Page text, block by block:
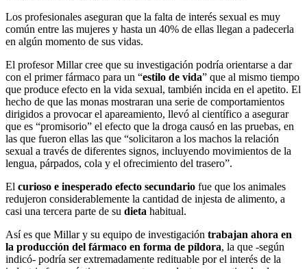
Los profesionales aseguran que la falta de interés sexual es muy
común entre las mujeres y hasta un 40% de ellas llegan a padecerla
en algún momento de sus vidas.
El profesor Millar cree que su investigación podría orientarse a dar
con el primer fármaco para un “estilo de vida” que al mismo tiempo
que produce efecto en la vida sexual, también incida en el apetito. El
hecho de que las monas mostraran una serie de comportamientos
dirigidos a provocar el apareamiento, llevó al científico a asegurar
que es “promisorio” el efecto que la droga causó en las pruebas, en
las que fueron ellas las que “solicitaron a los machos la relación
sexual a través de diferentes signos, incluyendo movimientos de la
lengua, párpados, cola y el ofrecimiento del trasero”.
El curioso e inesperado efecto secundario fue que los animales
redujeron considerablemente la cantidad de injesta de alimento, a
casi una tercera parte de su dieta habitual.
Así es que Millar y su equipo de investigación trabajan ahora en
la producción del fármaco en forma de píldora, la que -según
indicó- podría ser extremadamente redituable por el interés de la